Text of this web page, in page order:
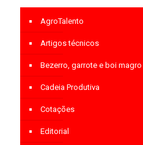
AgroTalento
Artigos técnicos
Bezerro, garrote e boi magro
Cadeia Produtiva
Cotações
Editorial